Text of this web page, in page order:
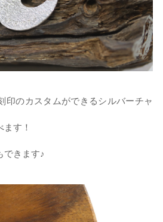
印のカスタムができるシルバーチャ
す！
できます♪